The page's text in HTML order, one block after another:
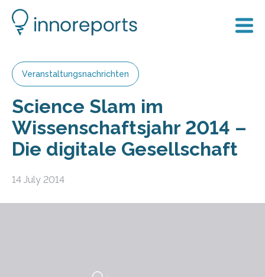
Veranstaltungsnachrichten
Science Slam im
Wissenschaftsjahr 2014 –
Die digitale Gesellschaft
14 July 2014